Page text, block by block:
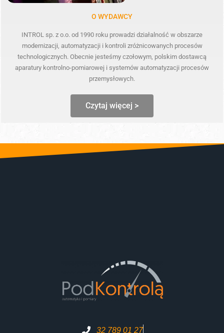
O WYDAWCY
INTROL sp. z o.o. od 1990 roku prowadzi działalność w obszarze
modernizacji, automatyzacji i kontroli zróżnicowanych procesów
technologicznych. Obecnie jesteśmy czołowym, polskim dostawcą
aparatury kontrolno-pomiarowej i systemów automatyzacji procesów
przemysłowych.
Czytaj więcej >
32 789 01 27